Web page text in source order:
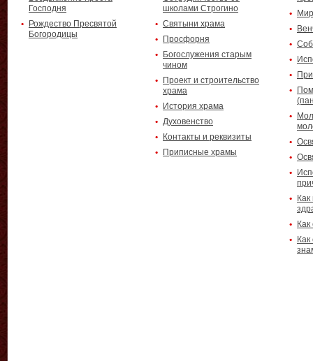
Господня
Рождество Пресвятой
Богородицы
школами Строгино
Святыни храма
Просфорня
Богослужения старым
чином
Проект и строительство
храма
История храма
Духовенство
Контакты и реквизиты
Приписные храмы
Как